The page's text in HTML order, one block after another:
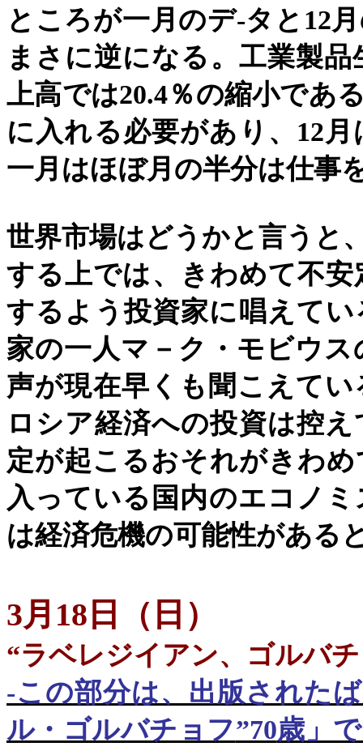
ところが一月のデ-タと 12
まさに逆になる。工業製品
上高では20.4％の縮小であ
に入れる必要があり、 12
一月はほぼ月の半分は仕事
世界市場はどうかと言うと
する上では、きわめて不
するよう投資家に唱えて
家の一人マ－ク・モビウ
声が現在早くも聞こえて
ロシア経済への投資は控
定が起こるおそれがきわ
入っている国内のエコノ
は経済危機の可能性がある
3月18日（日）
“ラベレジイアン、ゴルバ
-この部分は、出版された
ル・ゴルバチョフ”70歳」